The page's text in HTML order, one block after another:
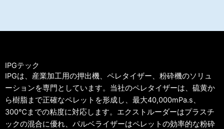
IPGテック
IPGは、産業加工用の押出機、ペレタイザー、粉砕機のソリュ
ーションを専門としています。当社のペレタイザーは、硫黄か
ら樹脂まで正確なペレットを形成し、最大40,000mPa.s、
300℃までの粘度に対応します。エクストルーダーはプラスチ
ックの混合に優れ、パルベライザーはペレットの効率的な粉砕